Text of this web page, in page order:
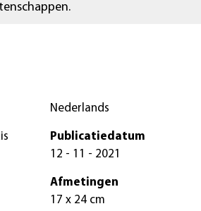
Nederlands
Publicatiedatum
12 - 11 - 2021
Afmetingen
17 x 24 cm